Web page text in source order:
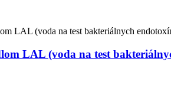
LAL (voda na test